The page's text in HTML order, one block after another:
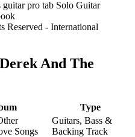
- International
Derek And The
Type
Songs
Guitars, Bass &
Backing Track